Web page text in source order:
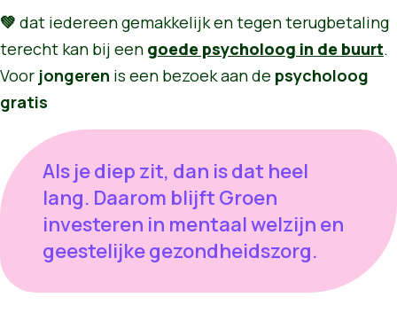
💚 dat iedereen gemakkelijk en tegen terugbetaling
terecht kan bij een goede psycholoog in de buurt.
Voor jongeren is een bezoek aan de psycholoog
gratis
Als je diep zit, dan is dat heel
lang. Daarom blijft Groen
investeren in mentaal welzijn en
geestelijke gezondheidszorg.